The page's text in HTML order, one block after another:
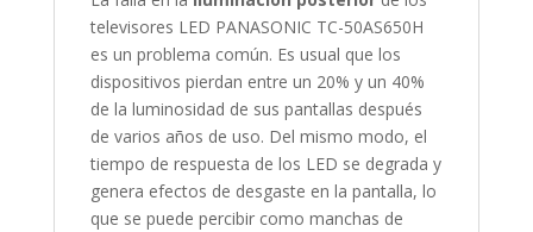
televisores LED PANASONIC TC-50AS650H
es un problema común. Es usual que los
dispositivos pierdan entre un 20% y un 40%
de la luminosidad de sus pantallas después
de varios años de uso. Del mismo modo, el
tiempo de respuesta de los LED se degrada y
genera efectos de desgaste en la pantalla, lo
que se puede percibir como manchas de